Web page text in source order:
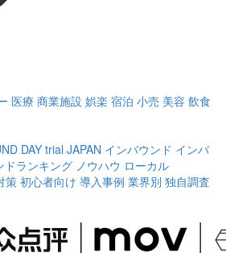
医療 商業施設 娯楽 宿泊 小売 美容 飲食
DAYtrial JAPAN インバウンド インバ
ドランキング ノウハウ ローカル
策 初心者向け 導入事例 業界別 独自調査